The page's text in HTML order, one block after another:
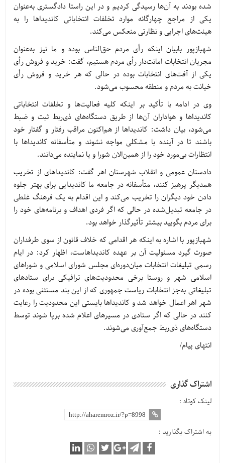
شده بودند به آن‌ها رسیدگی کردیم و در این راستا دادگستری به‌عنوان
یکی از مراجع چهارگانه موارد تخلفات انتخاباتی کاندیداها را به
هیئت‌های اجرایی و نظارتی منعکس می‌کند.
شهبازپور بابیان اینکه رأی مردم حق‌الناس بوده و ما نیز به‌عنوان
مجریان انتخابات امانت‌دار رأی مردم هستیم، گفت: خرید و فروش رأی
یکی از آفت‌های انتخابات بوده در حالی که هر خرید و فروش رأی
خیانت به مردم و منطقه محسوب می‌شود.
وی در ادامه با تأکید بر اینکه کلیه فعالیت‌ها و تخلفات انتخاباتی
کاندیداها و هواداران آن‌ها از طریق دستگاه‌های ذی‌ربط ثبت و ضبط
می‌شود، بیان داشت: کاندیداها از هم‌اکنون مراقب رفتار و گفتار خود
باشند تا در آینده با مشکلی مواجه نشوند و متأسفانه کاندیداها با
انتظارات بی‌مورد خود را از همین‌الان شورا و یا نماینده می‌دانند.
دادستان عمومی و انقلاب شهرستان اهر گفت: کاندیداهای از تخریب
همدیگر پرهیز کنند، متأسفانه در جامعه ما کاندیدایی برای بهتر جلوه
دادن خود دیگران را تخریب می‌کند و این اقدام به یک فرهنگ غلطی
در جامعه تبدیل‌شده در حالی که اگر فردی اهداف و برنامه‌های خود را
برای مردم بگویید بیشتر تأثیرگذار خواهد بود.
شهبازپور با اشاره به اینکه هر اقدامی که خلاف قانون از سوی طرفداران
صورت گیرد مسئولیت آن بر عهده کاندیداهاست، اظهار کرد: در ایام
رسمی تبلیغات انتخابات میان‌دوره‌ای مجلس شورای اسلامی و شوراهای
اسلامی شهر و روستا برخی محدودیت‌های ترافیکی برای ستادهای
تبلیغاتی به‌جز انتخابات ریاست جمهوری که از این بند مستثنی بوده در
شهر اهر اعمال خواهد شد و کاندیداها بایستی این محدودیت را رعایت
کنند در حالی که اگر ستادی در مسیرهای اعلام شده برپا شوند توسط
دستگاه‌های ذی‌ربط جمع‌آوری می‌شوند.
انتهای پیام/
اشتراک گذاری
لینک کوتاه :
به اشتراک بگذارید :